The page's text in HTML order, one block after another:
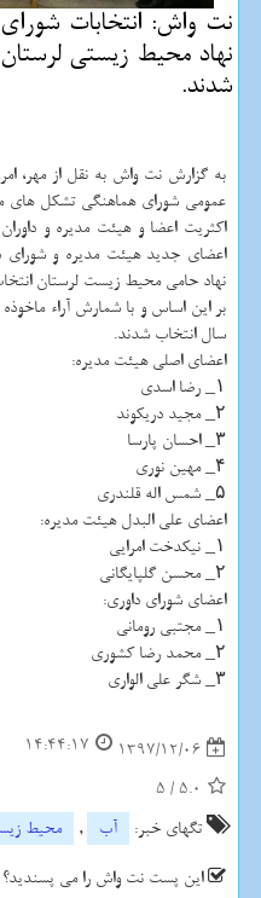
نت واش: انتخابات
نهاد محیط زیستی
شدند.
به گزارش نت واش به نقل از مهر،
عمومی شورای هماهنگی تشكل های
اكثریت اعضا و هیئت مدیره و
اعضای جدید هیئت مدیره و
نهاد حامی محیط زیست لرستان
بر این اساس و با شمارش آراء
سال انتخاب شدند.
اعضای اصلی هیئت مدیره:
۱_ رضا اسدی
۲_ مجید دریكوند
۳_ احسان پارسا
۴_ مهین نوری
۵_ شمس اله قلندری
اعضای علی البدل هیئت مدیره:
۱_ نیكدخت امرایی
۲_ محسن گلپایگانی
اعضای شورای داوری:
۱_ مجتبی رومانی
۲_ محمد رضا كشوری
۳_ شگر علی الواری
1397/12/06
14:44:17
5.0
/
5
تگهای خبر:
آب ,
محیط
این پست نت واش را می پسندید؟